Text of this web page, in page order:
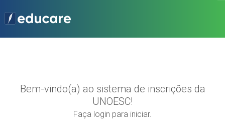
Bem-vindo(a) ao sistema de inscrições da
UNOESC!
Faça login para iniciar.